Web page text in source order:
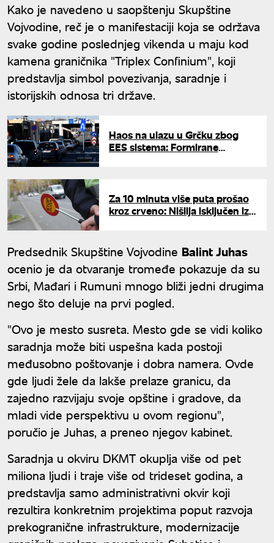
Kako je navedeno u saopštenju Skupštine
Vojvodine, reč je o manifestaciji koja se održava
svake godine poslednjeg vikenda u maju kod
kamena graničnika "Triplex Confinium", koji
predstavlja simbol povezivanja, saradnje i
istorijskih odnosa tri države.
Haos na ulazu u Grčku zbog
EES sistema: Formirane
Za 10 minuta više puta prošao
kroz crveno: Nišlija isključen iz
Predsednik Skupštine Vojvodine Balint Juhas
ocenio je da otvaranje tromeđe pokazuje da su
Srbi, Mađari i Rumuni mnogo bliži jedni drugima
nego što deluje na prvi pogled.
"Ovo je mesto susreta. Mesto gde se vidi koliko
saradnja može biti uspešna kada postoji
međusobno poštovanje i dobra namera. Ovde
gde ljudi žele da lakše prelaze granicu, da
zajedno razvijaju svoje opštine i gradove, da
mladi vide perspektivu u ovom regionu",
poručio je Juhas, a preneo njegov kabinet.
Saradnja u okviru DKMT okuplja više od pet
miliona ljudi i traje više od trideset godina, a
predstavlja samo administrativni okvir koji
rezultira konkretnim projektima poput razvoja
prekogranične infrastrukture, modernizacije